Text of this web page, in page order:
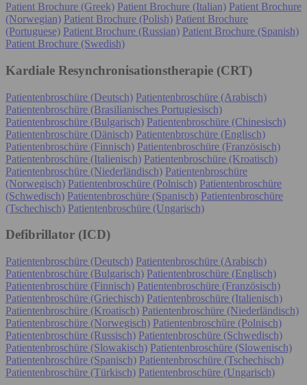
Patient Brochure (Greek) Patient Brochure (Italian) Patient Brochure
(Norwegian) Patient Brochure (Polish) Patient Brochure
(Portuguese) Patient Brochure (Russian) Patient Brochure (Spanish)
Patient Brochure (Swedish)
Kardiale Resynchronisationstherapie (CRT)
Patientenbroschüre (Deutsch) Patientenbroschüre (Arabisch)
Patientenbroschüre (Brasilianisches Portugiesisch)
Patientenbroschüre (Bulgarisch) Patientenbroschüre (Chinesisch)
Patientenbroschüre (Dänisch) Patientenbroschüre (Englisch)
Patientenbroschüre (Finnisch) Patientenbroschüre (Französisch)
Patientenbroschüre (Italienisch) Patientenbroschüre (Kroatisch)
Patientenbroschüre (Niederländisch) Patientenbroschüre
(Norwegisch) Patientenbroschüre (Polnisch) Patientenbroschüre
(Schwedisch) Patientenbroschüre (Spanisch) Patientenbroschüre
(Tschechisch) Patientenbroschüre (Ungarisch)
Defibrillator (ICD)
Patientenbroschüre (Deutsch) Patientenbroschüre (Arabisch)
Patientenbroschüre (Bulgarisch) Patientenbroschüre (Englisch)
Patientenbroschüre (Finnisch) Patientenbroschüre (Französisch)
Patientenbroschüre (Griechisch) Patientenbroschüre (Italienisch)
Patientenbroschüre (Kroatisch) Patientenbroschüre (Niederländisch)
Patientenbroschüre (Norwegisch) Patientenbroschüre (Polnisch)
Patientenbroschüre (Russisch) Patientenbroschüre (Schwedisch)
Patientenbroschüre (Slowakisch) Patientenbroschüre (Slowenisch)
Patientenbroschüre (Spanisch) Patientenbroschüre (Tschechisch)
Patientenbroschüre (Türkisch) Patientenbroschüre (Ungarisch)